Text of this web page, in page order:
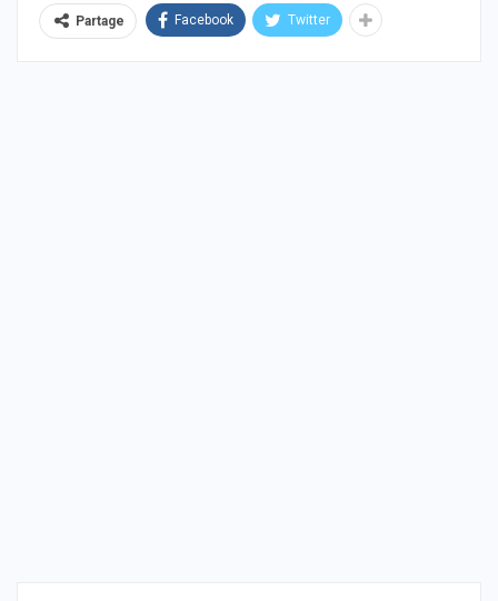
Partage Facebook Twitter